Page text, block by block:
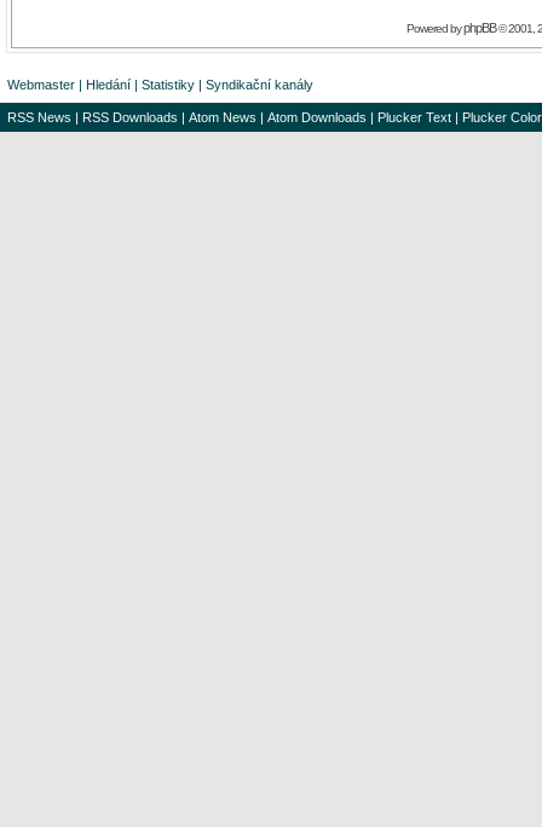
Powered byphpBB© 2001,
Webmaster | Hledání | Statistiky | Syndikační kanály
RSS News | RSS Downloads | Atom News | Atom Downloads | Plucker Text | Plucker Color